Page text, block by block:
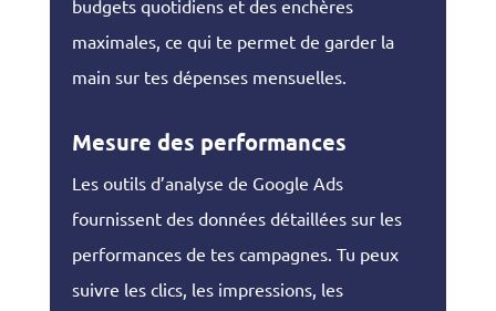
budgets quotidiens et des enchères
maximales, ce qui te permet de garder la
main sur tes dépenses mensuelles.
Mesure des performances
Les outils d’analyse de Google Ads
fournissent des données détaillées sur les
performances de tes campagnes. Tu peux
suivre les clics, les impressions, les